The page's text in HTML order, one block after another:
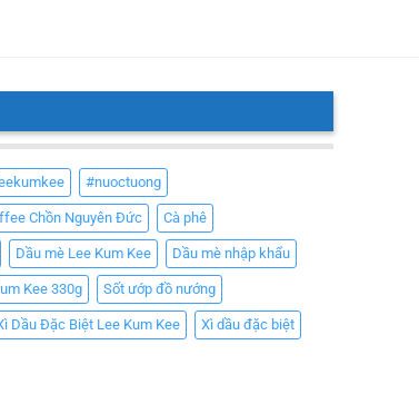
#nuoctuong
Chồn Nguyên Đức Cà phê
Dầu mè Lee Kum Kee Dầu mè nhập khẩu
Kee 330g Sốt ướp đồ nướng
Dầu Đặc Biệt Lee Kum Kee Xì dầu đặc biệt